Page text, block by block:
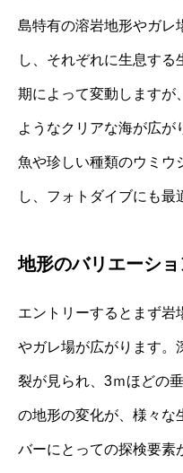
島特有の溶岩地形やガレ
し、それぞれに生息す
期によって変動しますが
ようなクリアな海が広が
魚や珍しい種類のウミウ
し、フォトダイブにも最
地形のバリエーショ
エントリーするとまず岩
やガレ場が広がります。
裂が見られ、3ｍほどの
の地形の変化が、様々な
バーにとっての探検要素